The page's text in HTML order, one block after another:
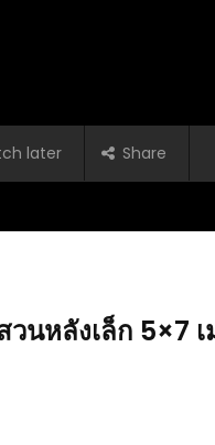
later Share
แบบง่าย by เลดี้บ้านนา : วีดีโอ
นหลังเล็ก 5×7 เ